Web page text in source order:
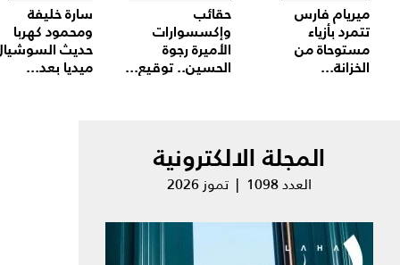
ميريام فارس
تتمرد بأزياء
مستوحاة من
الخزانة...
حقائب
وإكسسوارات
الأميرة رجوة
الحسين.. توقيع...
سارة خليفة
ومحمود كهربا
حديث
ميديا بعد...
المجلة الالكترونية
العدد 1098 | تموز 2026